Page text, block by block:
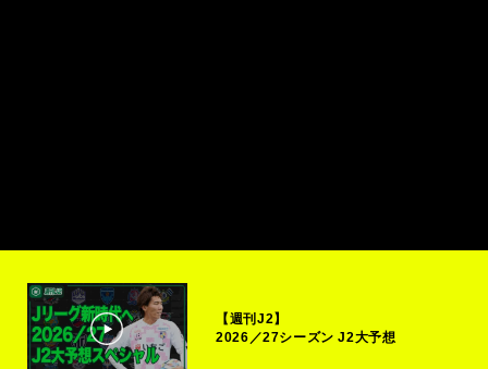
【週刊J2】
2026／27シーズン J2大予想